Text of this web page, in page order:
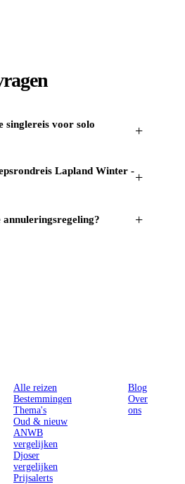
singlereis voor solo
+
Lapland Winter -+
annuleringsregeling? +
Alle reizen
Bestemmingen
Thema's
Oud & nieuw
ANWB
vergelijken
Djoser
vergelijken
Prijsalerts
Blog
Over
ons